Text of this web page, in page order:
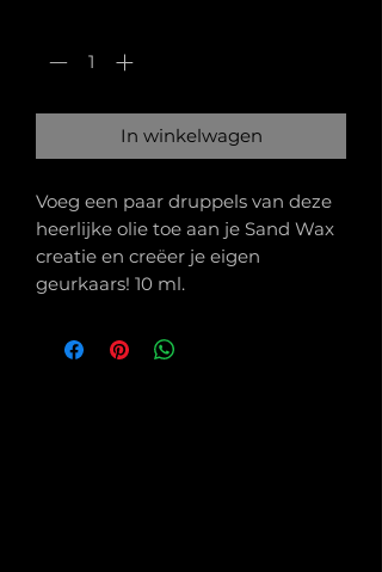
In winkelwagen
Voeg een paar druppels van deze
heerlijke olie toe aan je Sand Wax
creatie en creëer je eigen
geurkaars! 10 ml.